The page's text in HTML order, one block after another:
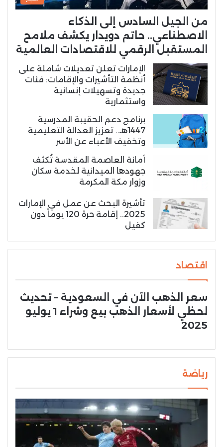
من الجيل السادس إلى الذكاء
الاصطناعي.. حاتم دويدار يكشف ملامح
المستقبل الرقمي للاقتصادات العالمية
الإمارات تعلن تعديلات شاملة على
أنظمة التأشيرات والإقامات: فئات
جديدة وتسهيلات إنسانية
واستثمارية
برنامج دعم الحقيبة المدرسية
1447هـ.. تعزيز العدالة التعليمية
وتخفيف الأعباء عن الأسر
أمانة العاصمة المقدسة تُكثف
جهودها الميدانية لخدمة سكان
وزوار مكة المكرمة
تأشيرة البحث عن عمل في الإمارات
2025.. إقامة حرة 120 يوماً دون
كفيل
اقتصاد
سعر الذهب الآن في السعودية – تحديث
لحظي لأسعار الذهب بيع وشراء 1 يوليو
2025
رياضة